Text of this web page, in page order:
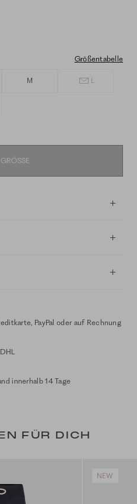
Größentabelle
M L
PayPal oder auf Rechnung
innerhalb 14 Tage
FÜR DICH
NEW